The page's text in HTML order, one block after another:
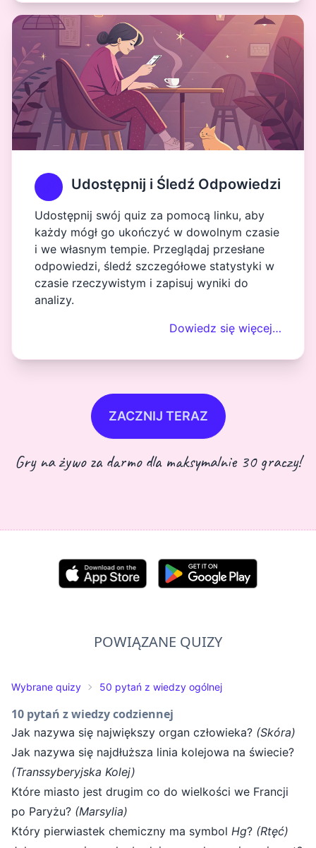
Udostępnij i Śledź Odpowiedzi
Udostępnij swój quiz za pomocą linku, aby
każdy mógł go ukończyć w dowolnym czasie
i we własnym tempie. Przeglądaj przesłane
odpowiedzi, śledź szczegółowe statystyki w
czasie rzeczywistym i zapisuj wyniki do
analizy.
Dowiedz się więcej…
ZACZNIJ TERAZ
Gry na żywo za darmo dla maksymalnie 30 graczy!
POWIĄZANE QUIZY
Wybrane quizy 50 pytań z wiedzy ogólnej
10 pytań z wiedzy codziennej
Jak nazywa się największy organ człowieka? (Skóra)
Jak nazywa się najdłuższa linia kolejowa na świecie?
(Transsyberyjska Kolej)
Które miasto jest drugim co do wielkości we Francji
po Paryżu? (Marsylia)
Który pierwiastek chemiczny ma symbol Hg? (Rtęć)